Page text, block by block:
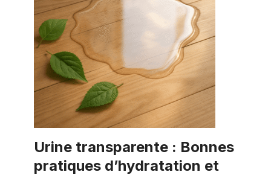
Urine transparente : Bonnes
pratiques d’hydratation et